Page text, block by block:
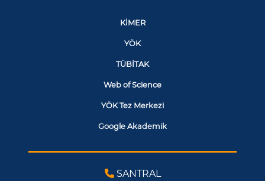
KİMER
YÖK
TÜBİTAK
Web of Science
YÖK Tez Merkezi
Google Akademik
SANTRAL